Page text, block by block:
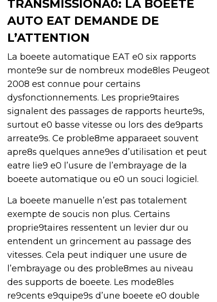
TRANSMISSIONA0: LA BOEETE
AUTO EAT DEMANDE DE
L’ATTENTION
La boeete automatique EAT e0 six rapports
monte9e sur de nombreux mode8les Peugeot
2008 est connue pour certains
dysfonctionnements. Les proprie9taires
signalent des passages de rapports heurte9s,
surtout e0 basse vitesse ou lors des de9parts
arreate9s. Ce proble8me apparaeet souvent
apre8s quelques anne9es d’utilisation et peut
eatre lie9 e0 l’usure de l’embrayage de la
boeete automatique ou e0 un souci logiciel.
La boeete manuelle n’est pas totalement
exempte de soucis non plus. Certains
proprie9taires ressentent un levier dur ou
entendent un grincement au passage des
vitesses. Cela peut indiquer une usure de
l’embrayage ou des proble8mes au niveau
des supports de boeete. Les mode8les
re9cents e9quipe9s d’une boeete e0 double